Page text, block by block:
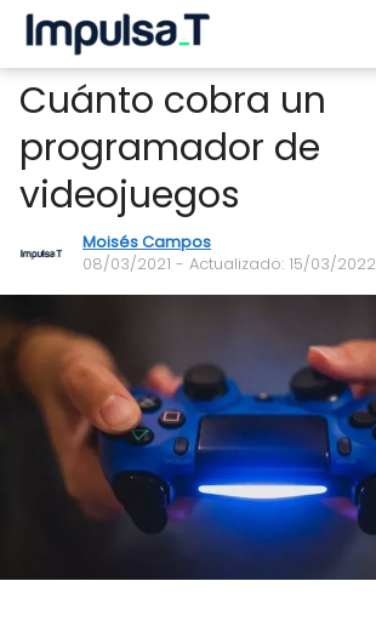
Cuánto cobra un
programador de
videojuegos
Moisés Campos
08/03/2021 - Actualizado: 15/03/2022